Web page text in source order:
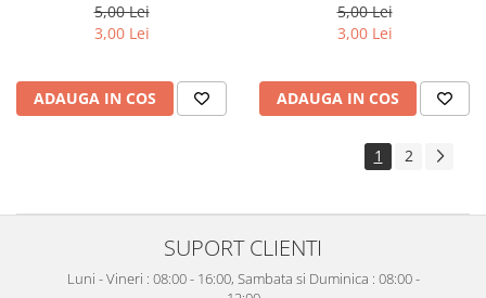
5,00 Lei
3,00 Lei
ADAUGA IN COS
5,00 Lei
3,00 Lei
ADAUGA IN COS
1 2
SUPORT CLIENTI
Luni - Vineri : 08:00 - 16:00, Sambata si Duminica : 08:00 -